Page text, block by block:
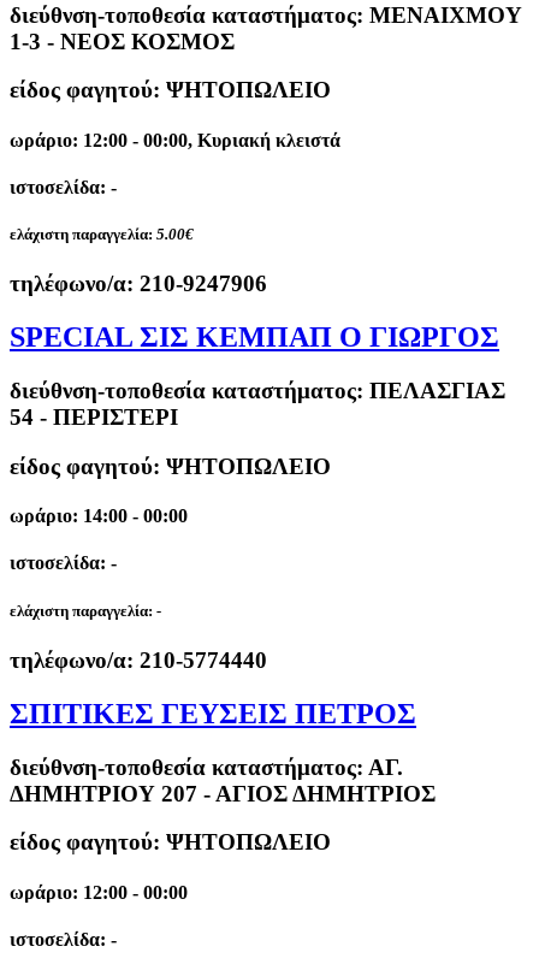
διεύθνση-τοποθεσία καταστήματος: ΜΕΝΑΙΧΜΟΥ
1-3 - ΝΕΟΣ ΚΟΣΜΟΣ
είδος φαγητού: ΨΗΤΟΠΩΛΕΙΟ
ωράριο: 12:00 - 00:00, Κυριακή κλειστά
ιστοσελίδα: -
ελάχιστη παραγγελία: 5.00€
τηλέφωνο/α: 210-9247906
SPECIAL ΣΙΣ ΚΕΜΠΑΠ Ο ΓΙΩΡΓΟΣ
διεύθνση-τοποθεσία καταστήματος: ΠΕΛΑΣΓΙΑΣ
54 - ΠΕΡΙΣΤΕΡΙ
είδος φαγητού: ΨΗΤΟΠΩΛΕΙΟ
ωράριο: 14:00 - 00:00
ιστοσελίδα: -
ελάχιστη παραγγελία: -
τηλέφωνο/α: 210-5774440
ΣΠΙΤΙΚΕΣ ΓΕΥΣΕΙΣ ΠΕΤΡΟΣ
διεύθνση-τοποθεσία καταστήματος: ΑΓ.
ΔΗΜΗΤΡΙΟΥ 207 - ΑΓΙΟΣ ΔΗΜΗΤΡΙΟΣ
είδος φαγητού: ΨΗΤΟΠΩΛΕΙΟ
ωράριο: 12:00 - 00:00
ιστοσελίδα: -